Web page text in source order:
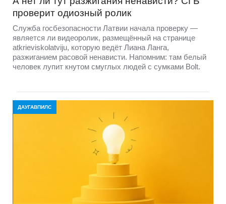
проверит одиозный ролик
Служба госбезопасности Латвии начала проверку —
является ли видеоролик, размещённый на странице
atkrieviskolatviju, которую ведёт Лиана Ланга,
разжиганием расовой ненависти. Напомним: там белый
человек лупит кнутом смуглых людей с сумками Bolt.
ДАУГАВПИЛС